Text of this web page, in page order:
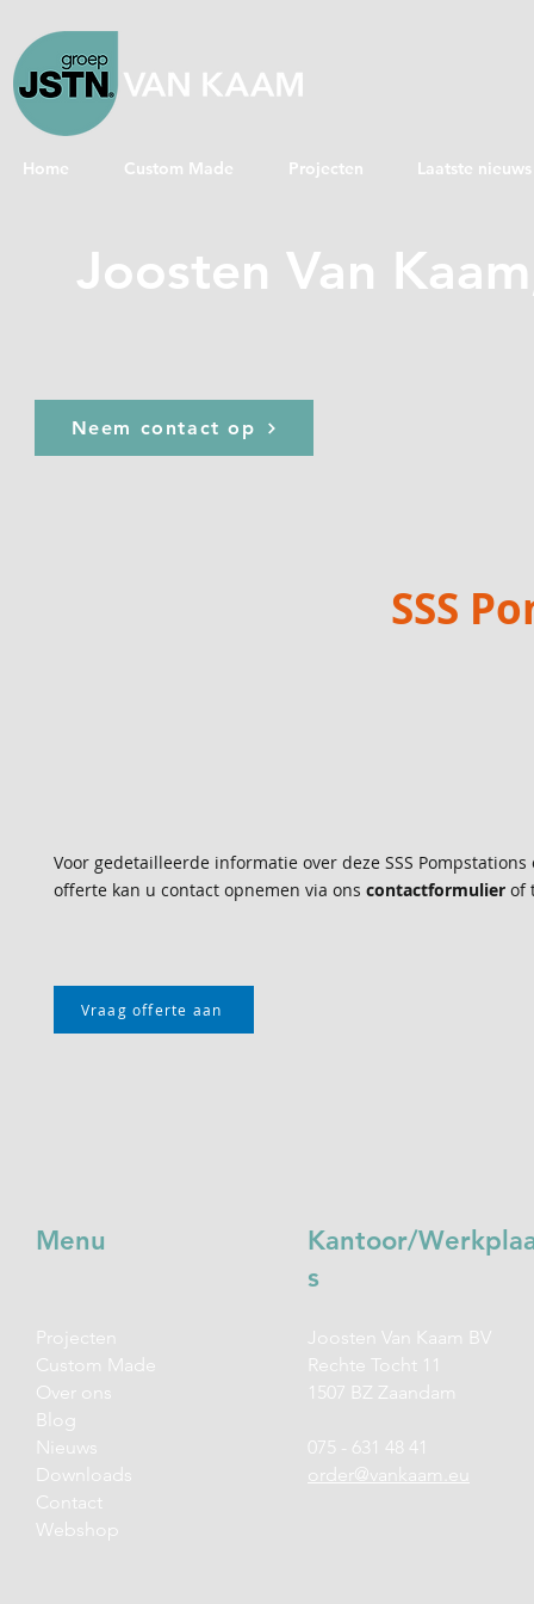
Home Custom Made Projecten Laatste nieuws
Joosten Van
Neem contact op
SSS
Voor gedetailleerde informatie over deze SSS Pompstations
offerte kan u contact opnemen via ons contactformulier of
Vraag offerte aan
Menu
Projecten
Custom Made
Over ons
Blog
Nieuws
Downloads
Contact
Webshop
Kantoor/
s
Joosten Van Kaam BV
Rechte Tocht 11
1507 BZ Zaandam
075 - 631 48 41
order@vankaam.eu